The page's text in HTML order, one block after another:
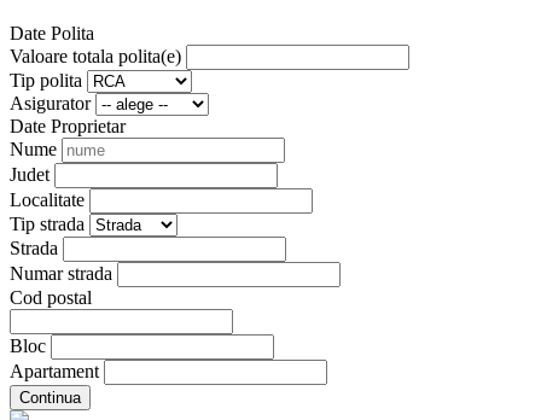
Date Polita
Valoare totala polita(e)
Tip polita
Asigurator
Date Proprietar
Nume
Judet
Localitate
Tip strada
Strada
Numar strada
Cod postal
Bloc
Apartament
Continua